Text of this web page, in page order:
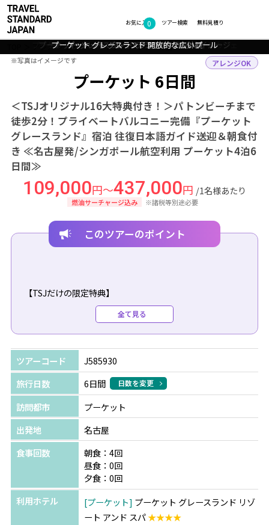
お気に入り
0 無料見積り
ツアー検索
アジア タイ プーケット ツアー詳細
プーケット 6日間
＜TSJオリジナル16大特典付き！＞パトンビーチまで
徒歩2分！プライベートバルコニー完備『プーケット
グレースランド』宿泊 往復日本語ガイド送迎＆朝食付
き ≪名古屋発/シンガポール航空利用 プーケット4泊6
日間≫
アレンジOK
109,000円～437,000円 /1名様あたり
燃油サーチャージ込み ※諸税等別途必要
プーケット グレースランド サンセットに利用できるカフェ
プーケット グレースランド デラックスルーム イメージ
プーケット グレースランド ホテル外観
プーケット グレースランド 開放的な広いプール
フォトギャラリー
※写真はイメージです
※写真はイメージです
このツアーのポイント
【TSJだけの限定特典】
TSJでプーケットツアーご予約の方にもれなく限定特典を
特典を使って観光・滞在をより楽しもう♪
＜ドライバー付きプーケット5時間観光＞※①～③の中か
らいずれか1つ
①王道島観光5時間コース：プロンテープ岬、ビューポイ
ント、シャロン寺院、オールドタウン
②動物触れ合い5時間コース【朝8時頃開始】：タイガーキ
ングダム⇒エレファントスイム⇒Cafe Phuket View
Point
③オールドタウン5時間コース：ウォールアート、オール
ドタウン時計台、ロマニー通り、Aungku Phuket
※駐車場や入場料、飲食代金は含まれておりません。
※ご希望利用日時をツアーご予約時にお申し付けくださ
全て見る
ツアーコード
J585930
旅行日数
6日間 日数を変更
訪問都市
プーケット
出発地
名古屋
食事回数
朝食：4回
昼食：0回
夕食：0回
利用ホテル
プーケット プーケット グレースランド リゾ
ート アンド スパ★★★★